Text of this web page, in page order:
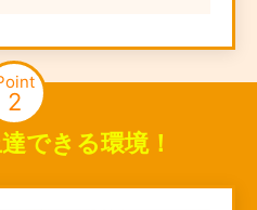
2
できる環境！